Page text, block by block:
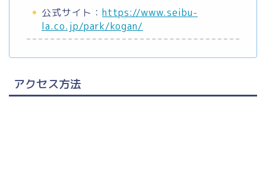
公式サイト： https://www.seibu-
la.co.jp/park/kogan/
アクセス方法